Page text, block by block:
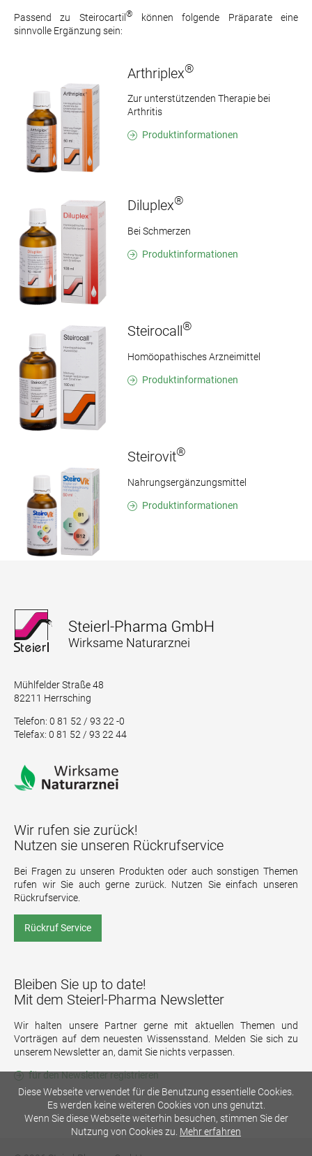
Passend zu Steirocartil ®
können folgende Präparate eine
sinnvolle Ergänzung sein:
Arthriplex®
Zur unterstützenden Therapie bei
Arthritis
Produktinformationen
Diluplex®
Bei Schmerzen
Produktinformationen
Steirocall®
Homöopathisches Arzneimittel
Produktinformationen
Steirovit®
Nahrungsergänzungsmittel
Produktinformationen
Mühlfelder Straße 48
82211 Herrsching
Telefon: 0 81 52 / 93 22 -0
Telefax: 0 81 52 / 93 22 44
Wir rufen sie zurück!
Nutzen sie unseren Rückrufservice
Bei Fragen zu unseren Produkten oder auch sonstigen Themen
rufen wir Sie auch gerne zurück. Nutzen Sie einfach unseren
Rückrufservice.
Rückruf Service
Bleiben Sie up to date!
Mit dem Steierl-Pharma Newsletter
Wir halten unsere Partner gerne mit aktuellen Themen und
Vorträgen auf dem neuesten Wissensstand. Melden Sie sich zu
unserem Newsletter an, damit Sie nichts verpassen.
für den Newsletter registrieren
Diese Webseite verwendet für die Benutzung essentielle Cookies.
Es werden keine weiteren Cookies von uns genutzt.
Wenn Sie diese Webseite weiterhin besuchen, stimmen Sie der
Nutzung von Cookies zu. Mehr erfahren